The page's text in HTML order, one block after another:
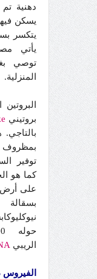
دهنية
يسكن
يتكسر
يأتي
توصي
المنزلية.
بروتيني
بمظروف
توفير
كما هو
على أرض
الريبي
الفيروس